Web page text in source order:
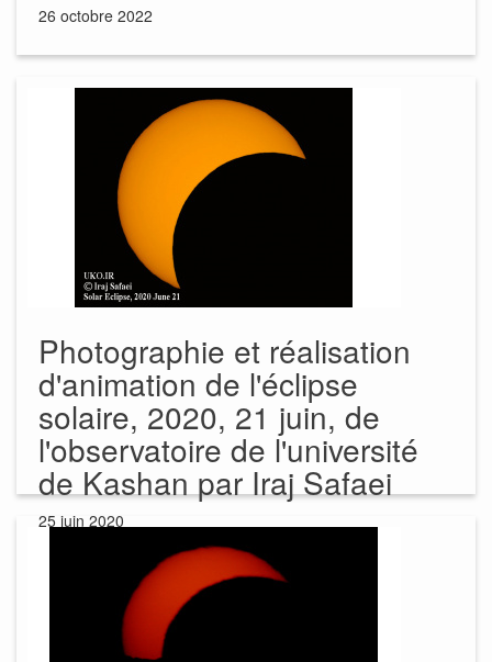
26 octobre 2022
Photographie et réalisation
d'animation de l'éclipse
solaire, 2020, 21 juin, de
l'observatoire de l'université
de Kashan par Iraj Safaei
25 juin 2020